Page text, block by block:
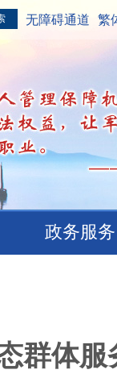
无障碍通道 繁
政务服务
群体服